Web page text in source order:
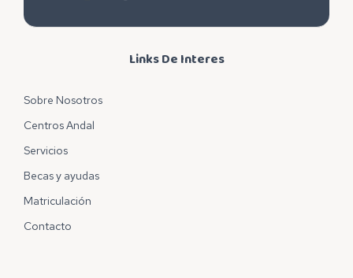
Links De Interes
Sobre Nosotros
Centros Andal
Servicios
Becas y ayudas
Matriculación
Contacto